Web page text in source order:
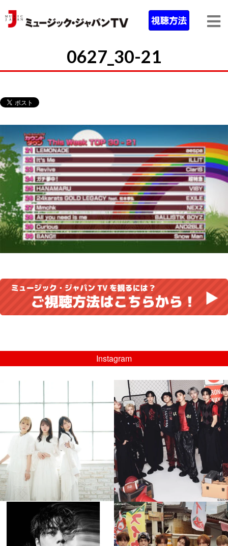
0627_30-21
Instagram
💡8/5(水)特番放送！
...
8月 4
4 0
musicjapantv
💡08/05(水)23:00特番放送！
...
8月 4
4 0
musicjapantv
💡8月特番放送決定！
...
8月 4
musicjapantv
💡8月特番放送決定！
...
8月 4